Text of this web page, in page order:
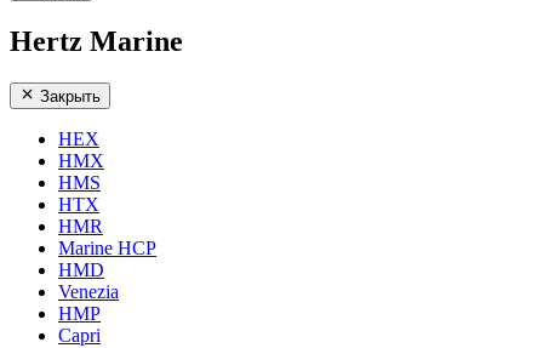
Hertz Marine
Закрыть
HEX
HMX
HMS
HTX
HMR
Marine HCP
HMD
Venezia
HMP
Capri